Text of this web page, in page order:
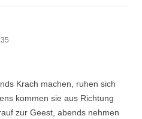
Krach machen, ruhen sich
kommen sie aus Richtung
zur Geest, abends nehmen